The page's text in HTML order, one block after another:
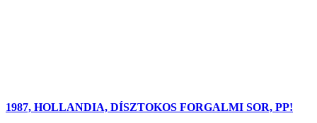
1987, HOLLANDIA, DÍSZTOKOS FORGALMI SOR, PP!